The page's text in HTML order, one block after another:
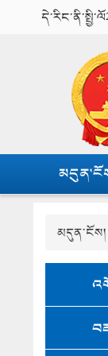
མདུན་ངོས།